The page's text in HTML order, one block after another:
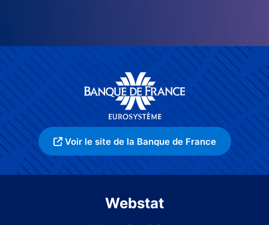
Voir le site de la Banque de France
Webstat